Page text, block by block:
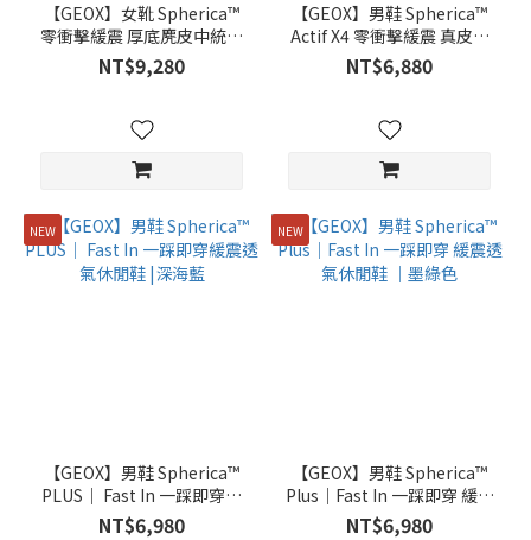
【GEOX】女靴 Spherica™
零衝擊緩震 厚底麂皮中統短
靴｜奶茶色
NT$9,280
【GEOX】男鞋 Spherica™
Actif X4 零衝擊緩震 真皮運
動休閒鞋 | 白
NT$6,880
NEW
【GEOX】男鞋 Spherica™
PLUS｜ Fast In 一踩即穿緩
震透氣休閒鞋 |深海藍
NT$6,980
NEW
【GEOX】男鞋 Spherica™
Plus｜Fast In 一踩即穿 緩震
透氣休閒鞋 ｜墨綠色
NT$6,980